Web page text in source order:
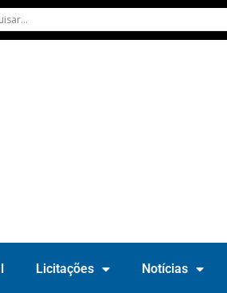
Licitações Notícias